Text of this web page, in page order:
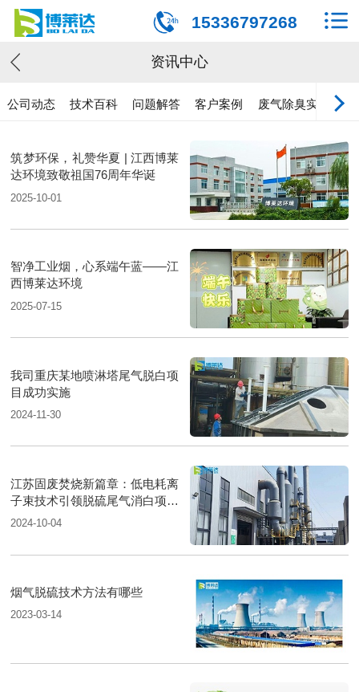
15336797268
资讯中心
公司动态 技术百科 问题解答 客户案例 废气除臭实验
筑梦环保，礼赞华夏 | 江西博莱
达环境致敬祖国76周年华诞
2025-10-01
智净工业烟，心系端午蓝——江
西博莱达环境
2025-07-15
我司重庆某地喷淋塔尾气脱白项
目成功实施
2024-11-30
江苏固废焚烧新篇章：低电耗离
子束技术引领脱硫尾气消白项目
圆满落成
2024-10-04
烟气脱硫技术方法有哪些
2023-03-14